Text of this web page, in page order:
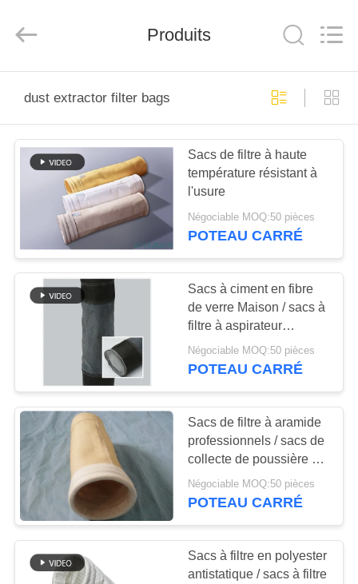
PRODUITS
PROPOS
NOUS
D'USINE
CONTRÔLE
DE
QUALITÉ
CONTACTEZ-
NOUS
NOUVELLES
Environmental
Technology
Rights
Produits
dust extractor filter bags
Sacs de filtre à haute
température résistant à
l'usure
Négociable MOQ:50 pièces
POTEAU CARRÉ
Sacs à ciment en fibre
de verre Maison / sacs à
filtre à aspirateur
Stabilité dimensionnelle
Négociable MOQ:50 pièces
POTEAU CARRÉ
Sacs de filtre à aramide
professionnels / sacs de
collecte de poussière de
remplacement antiacide
Négociable MOQ:50 pièces
POTEAU CARRÉ
Sacs à filtre en polyester
antistatique / sacs à filtre